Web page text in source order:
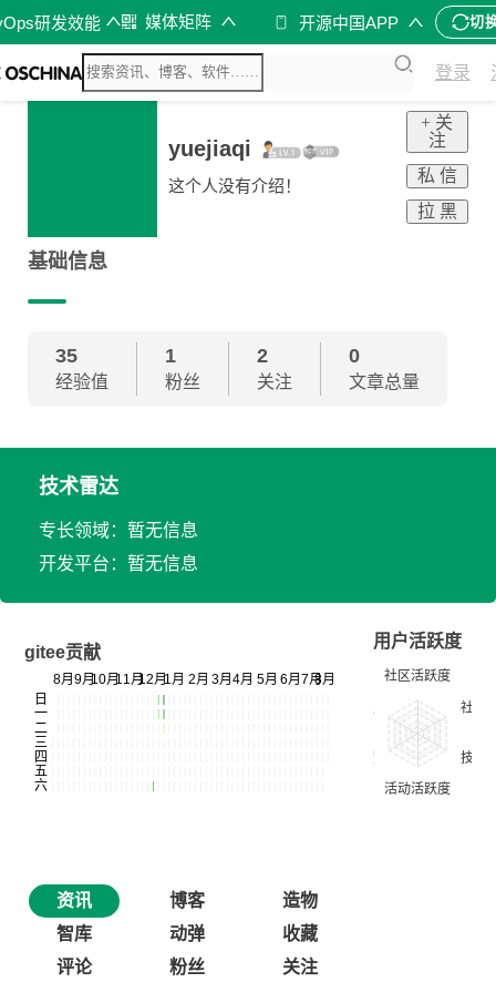
研发效能 媒体矩阵 开源中国APP 切
登录
yuejiaqi
这个人没有介绍！
+ 关
注
私 信
拉 黑
基础信息
35
经验值
1
粉丝
2
关注
0
文章总量
技术雷达
专长领域：暂无信息
开发平台：暂无信息
gitee贡献
用户活跃度
资讯 博客
造物
智库
动弹
收藏
评论
粉丝 关注